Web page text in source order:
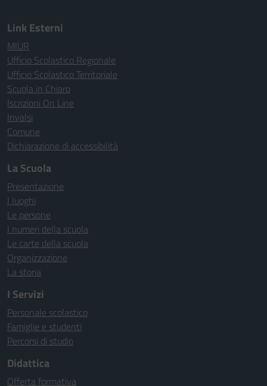
Link Esterni
MIUR
Ufficio Scolastico Regionale
Ufficio Scolastico Territoriale
Scuola in Chiaro
Iscrizioni On Line
Invalsi
Comune
Dichiarazione di accessibilità
La Scuola
Presentazione
I luoghi
Le persone
I numeri della scuola
Le carte della scuola
Organizzazione
La storia
I Servizi
Personale scolastico
Famiglie e studenti
Percorsi di studio
Didattica
Offerta formativa